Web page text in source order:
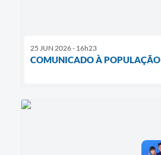
25 JUN 2026 - 16h23
COMUNICADO À POPULAÇÃO